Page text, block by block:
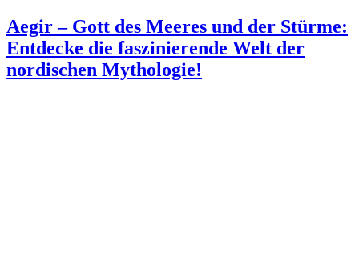
Aegir – Gott des Meeres und der Stürme:
Entdecke die faszinierende Welt der
nordischen Mythologie!